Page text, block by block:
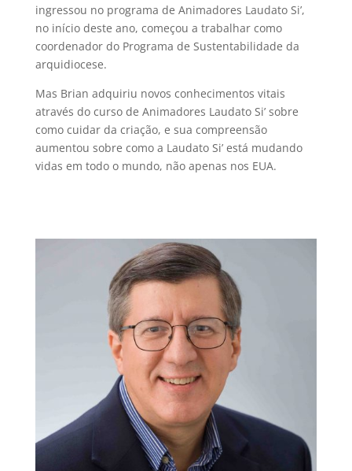
ingressou no programa de Animadores Laudato Si’,
no início deste ano, começou a trabalhar como
coordenador do Programa de Sustentabilidade da
arquidiocese.
Mas Brian adquiriu novos conhecimentos vitais
através do curso de Animadores Laudato Si’ sobre
como cuidar da criação, e sua compreensão
aumentou sobre como a Laudato Si’ está mudando
vidas em todo o mundo, não apenas nos EUA.